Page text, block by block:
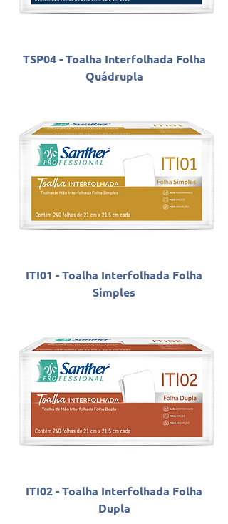
TSP04 - Toalha Interfolhada Folha
Quádrupla
ITI01 - Toalha Interfolhada Folha
Simples
ITI02 - Toalha Interfolhada Folha
Dupla